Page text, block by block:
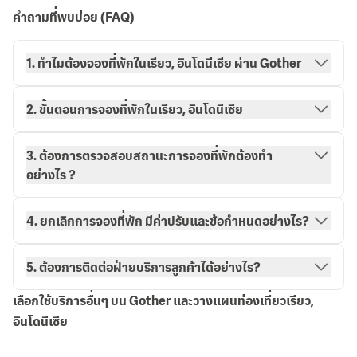
คำถามที่พบบ่อย (FAQ)
1. ทำไมต้องจองที่พักในเรียว, อินโดนีเซีย ผ่าน Gother
2. ขั้นตอนการจองที่พักในเรียว, อินโดนีเซีย
3. ต้องการตรวจสอบสถานะการจองที่พักต้องทำ
อย่างไร ?
การจองของฉัน
4. ยกเลิกการจองที่พัก มีค่าปรับและข้อกำหนดอย่างไร?
5. ต้องการติดต่อฝ่ายบริการลูกค้าได้อย่างไร?
เลือกใช้บริการอื่นๆ บน Gother และวางแผนท่องเที่ยวเรียว,
อินโดนีเซีย